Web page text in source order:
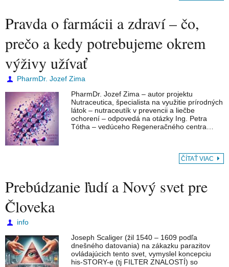
Pravda o farmácii a zdraví – čo,
prečo a kedy potrebujeme okrem
výživy užívať
PharmDr. Jozef Zima
PharmDr. Jozef Zima – autor projektu
Nutraceutica, špecialista na využitie prírodných
látok – nutraceutík v prevencii a liečbe
ochorení – odpovedá na otázky Ing. Petra
Tótha – vedúceho Regeneračného centra…
ČÍTAŤ VIAC
Prebúdzanie ľudí a Nový svet pre
Človeka
info
Joseph Scaliger (žil 1540 – 1609 podľa
dnešného datovania) na zákazku parazitov
ovládajúcich tento svet, vymyslel koncepciu
his-STORY-e (tj FILTER ZNALOSTÍ) so